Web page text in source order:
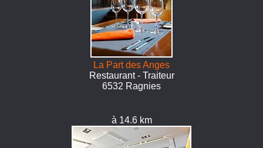
La Part des Anges
Restaurant - Traiteur
6532 Ragnies
à 14.6 km